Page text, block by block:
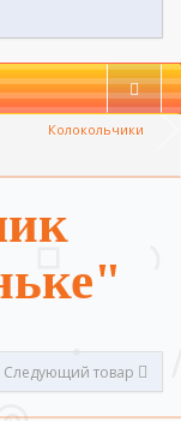
Колокольчики
Следующий товар